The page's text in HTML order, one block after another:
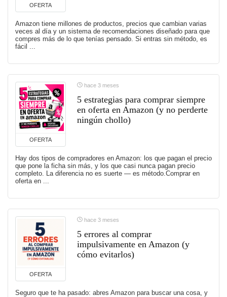
OFERTA
Amazon tiene millones de productos, precios que cambian varias
veces al día y un sistema de recomendaciones diseñado para que
compres más de lo que tenías pensado. Si entras sin método, es
fácil ...
OFERTA
hace 3 meses
5 estrategias para comprar siempre
en oferta en Amazon (y no perderte
ningún chollo)
Hay dos tipos de compradores en Amazon: los que pagan el precio
que pone la ficha sin más, y los que casi nunca pagan precio
completo. La diferencia no es suerte — es método.Comprar en
oferta en ...
OFERTA
hace 3 meses
5 errores al comprar
impulsivamente en Amazon (y
cómo evitarlos)
Seguro que te ha pasado: abres Amazon para buscar una cosa, y